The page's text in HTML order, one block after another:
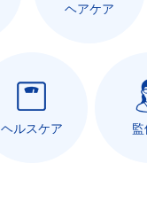
ヘアケア
ヘルスケア